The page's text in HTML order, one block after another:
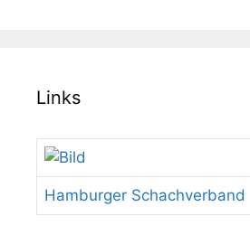
Links
Hamburger Schachverband